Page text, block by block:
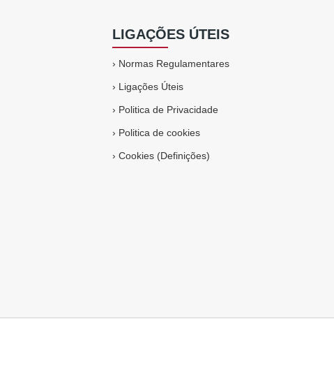
LIGAÇÕES ÚTEIS
› Normas Regulamentares
› Ligações Úteis
› Politica de Privacidade
› Politica de cookies
›Cookies (Definições)